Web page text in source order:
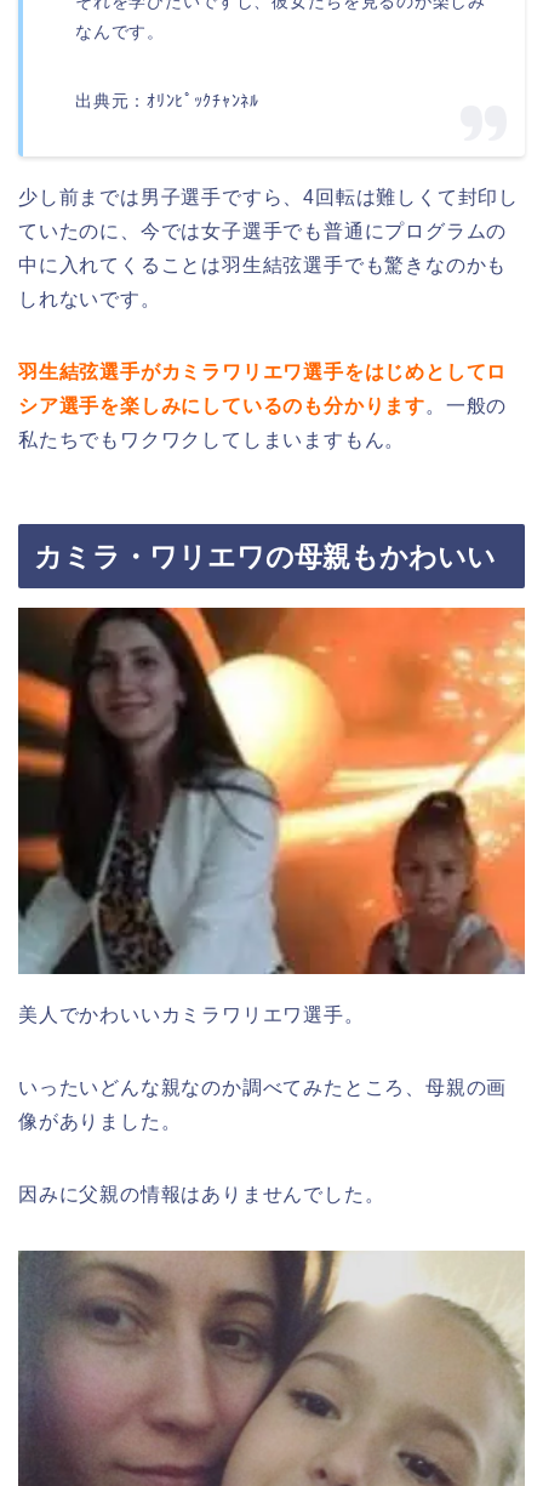
なんです。
出典元：ｵﾘﾝﾋﾟｯｸﾁｬﾝﾈﾙ
少し前までは男子選手ですら、4回転は難しくて封印し
ていたのに、今では女子選手でも普通にプログラムの
中に入れてくることは羽生結弦選手でも驚きなのかも
しれないです。
羽生結弦選手がカミラワリエワ選手をはじめとしてロ
シア選手を楽しみにしているのも分かります。一般の
私たちでもワクワクしてしまいますもん。
カミラ・ワリエワの母親もかわいい
美人でかわいいカミラワリエワ選手。
いったいどんな親なのか調べてみたところ、母親の画
像がありました。
因みに父親の情報はありませんでした。